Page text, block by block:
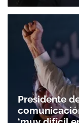
Presidente